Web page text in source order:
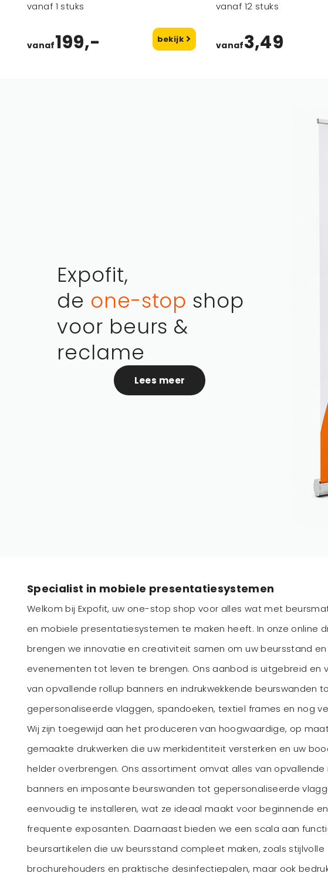
vanaf 1 stuks
vanaf199,- bekijk
vanaf 12 stuks
vanaf3,49
Expofit,
de one-stop shop
voor beurs &
reclame
Lees meer
Specialist in mobiele presentatiesystemen
Welkom bij Expofit, uw one-stop shop voor alles wat met
en mobiele presentatiesystemen te maken heeft. In onze online
brengen we innovatie en creativiteit samen om uw beursstand en
evenementen tot leven te brengen. Ons aanbod is uitgebreid en
van opvallende rollup banners en indrukwekkende beurswanden
gepersonaliseerde vlaggen, spandoeken, textiel frames en nog
Wij zijn toegewijd aan het produceren van hoogwaardige, op
gemaakte drukwerken die uw merkidentiteit versterken en uw
helder overbrengen. Ons assortiment omvat alles van opvallende
banners en imposante beurswanden tot gepersonaliseerde
eenvoudig te installeren, wat ze ideaal maakt voor beginnende en
frequente exposanten. Daarnaast bieden we een scala aan
beursartikelen die uw beursstand compleet maken, zoals stijlvolle
brochurehouders en praktische desinfectiepalen, maar ook